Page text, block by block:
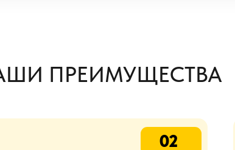
ПРЕИМУЩЕСТВА
02